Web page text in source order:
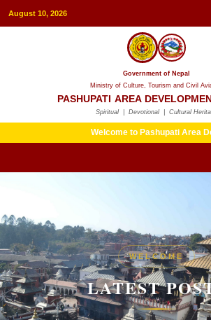
August 10, 2026
Government of Nepal
Ministry of Culture, Tourism and Civil
PASHUPATI AREA
Spiritual | Devotional | Cultural
Welcome to Pashupati Area
WELCOME
LATEST
HERITAGE
LATEST